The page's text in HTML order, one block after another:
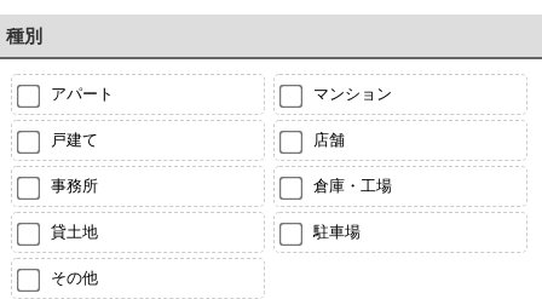
種別
アパート マンション
戸建て 店舗
事務所 倉庫・工場
貸土地 駐車場
その他